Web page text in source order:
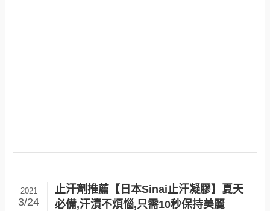
止汗劑推薦【日本Sinai止汗凝膠】夏天
必備,汗漬不煩惱,只需10秒保持美麗
2021
3/24